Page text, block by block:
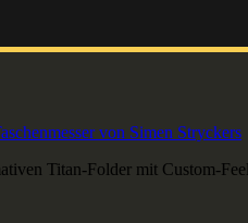
Titan-Folder mit Custom-